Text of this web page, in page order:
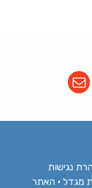
נגישות
מגדל • האתר